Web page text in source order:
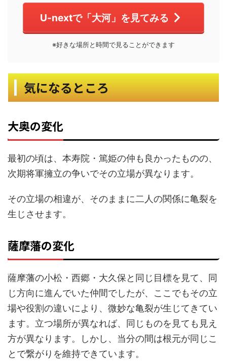
U-nextで「大河」を見てみる
※好きな場所と時間で見ることができます
気になるところ
大奥の変化
最初の頃は、本寿院・篤姫の仲も良かったものの、
次期将軍擁立の争いでその立場が異なります。
その立場の相違が、そのままに二人の関係に亀裂を
生じさせます。
薩摩藩の変化
薩摩藩の小松・西郷・大久保と同じ目標を見て、同
じ方向に進んでいた仲間でしたが、ここでもその立
場や役割の違いにより、微妙な亀裂が生じてきてい
ます。立つ場所が異なれば、同じものを見ても見え
方が異なります。しかし、当分の間は根元が同じこ
とで繋がりを維持できています。